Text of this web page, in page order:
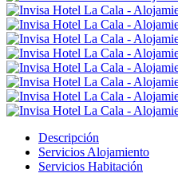
Descripción
Servicios Alojamiento
Servicios Habitación